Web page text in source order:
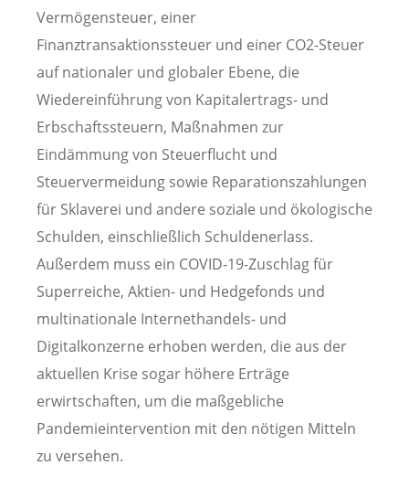
Vermögensteuer, einer
Finanztransaktionssteuer und einer CO2-Steuer
auf nationaler und globaler Ebene, die
Wiedereinführung von Kapitalertrags- und
Erbschaftssteuern, Maßnahmen zur
Eindämmung von Steuerflucht und
Steuervermeidung sowie Reparationszahlungen
für Sklaverei und andere soziale und ökologische
Schulden, einschließlich Schuldenerlass.
Außerdem muss ein COVID-19-Zuschlag für
Superreiche, Aktien- und Hedgefonds und
multinationale Internethandels- und
Digitalkonzerne erhoben werden, die aus der
aktuellen Krise sogar höhere Erträge
erwirtschaften, um die maßgebliche
Pandemieintervention mit den nötigen Mitteln
zu versehen.